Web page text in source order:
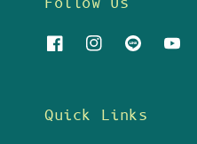
Quick Links